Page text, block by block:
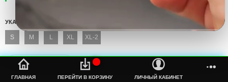
ГЛАВНАЯ
%s
ПЕРЕЙТИ В КОРЗИНУ ЛИЧНЫЙ КАБИНЕТ
УКАЖИТЕ СВОЙ РАЗМЕР
S M L XL XL-2